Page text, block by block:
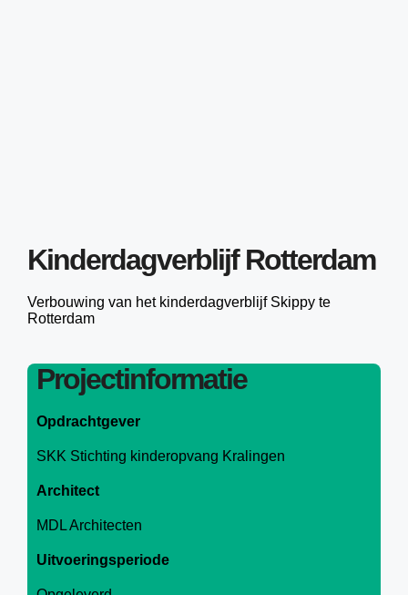
Kinderdagverblijf Rotterdam
Verbouwing van het kinderdagverblijf Skippy te
Rotterdam
Projectinformatie
Opdrachtgever
SKK Stichting kinderopvang Kralingen
Architect
MDL Architecten
Uitvoeringsperiode